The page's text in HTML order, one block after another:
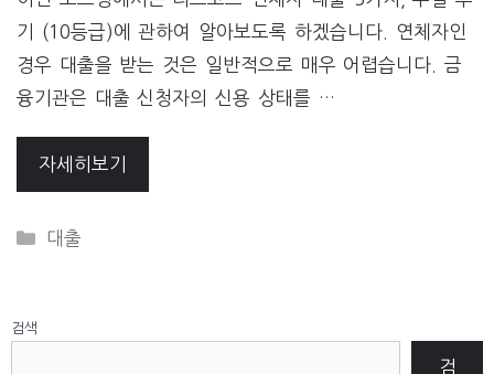
기 (10등급)에 관하여 알아보도록 하겠습니다. 연체자인
경우 대출을 받는 것은 일반적으로 매우 어렵습니다. 금
융기관은 대출 신청자의 신용 상태를 …
자세히보기
CATEGORIES
대출
검색
검